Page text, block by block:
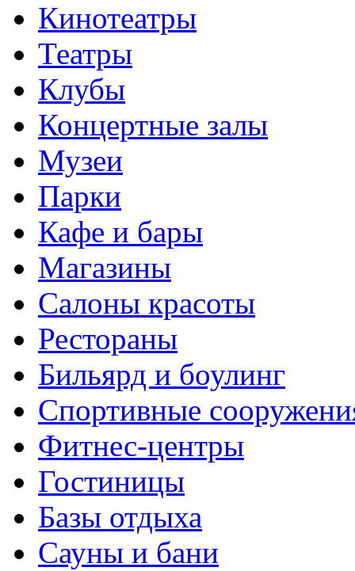
Кинотеатры
Театры
Клубы
Концертные залы
Музеи
Парки
Кафе и бары
Магазины
Салоны красоты
Рестораны
Бильярд и боулинг
Спортивные
Фитнес-центры
Гостиницы
Базы отдыха
Сауны и бани